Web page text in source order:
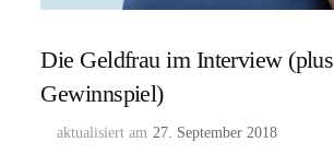
Die Geldfrau im Interview (plus
Gewinnspiel)
aktualisiert am 27. September 2018